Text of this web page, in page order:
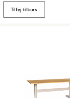
Tilføj til kurv